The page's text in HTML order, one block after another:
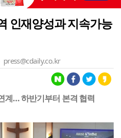
인재양성과 지속가능
press@cdaily.co.kr
계… 하반기부터 본격 협력